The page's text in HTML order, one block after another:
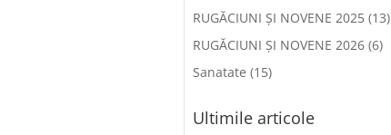
RUGĂCIUNI ȘI NOVENE 2025(13)
RUGĂCIUNI ȘI NOVENE 2026(6)
Sanatate (15)
Ultimile articole